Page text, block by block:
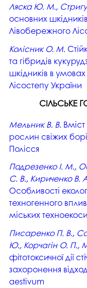
Ляска Ю. М.,
основних
Лівобережного
Колісник О. М.
та гібридів
шкідників в
Лісостепу України
СІЛЬСЬКЕ
Мельник В. В. Вміст
рослин свіжих
Полісся
Подрезенко І. М.,
С. В., Кириченко В.
Особливості
техногенного
міських
Писаренко П. В.,
Ю., Корчагін О. П.,
фітотоксичної дії
захоронення
aestivum